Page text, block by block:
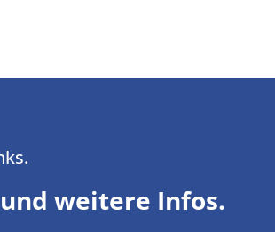
weitere Infos.